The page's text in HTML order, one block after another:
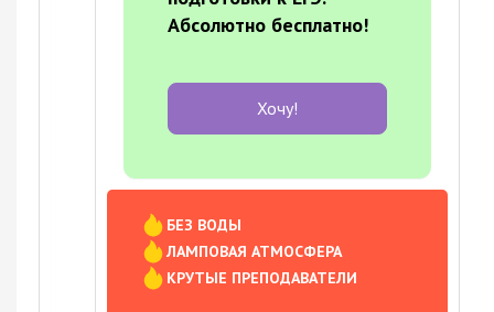
Абсолютно бесплатно!
Хочу!
БЕЗ ВОДЫ
ЛАМПОВАЯ АТМОСФЕРА
КРУТЫЕ ПРЕПОДАВАТЕЛИ